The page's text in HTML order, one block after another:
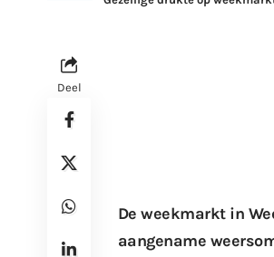
Deel
De weekmarkt in
aangename